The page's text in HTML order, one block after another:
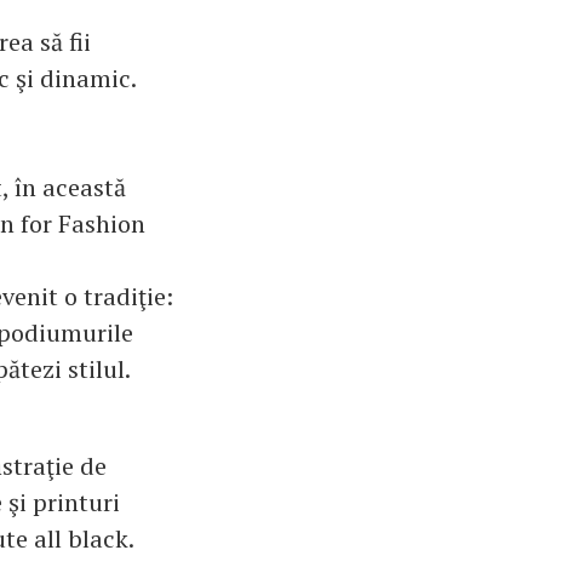
să fii
şi dinamic.
în această
for Fashion
o tradiţie:
stilul.
de
şi printuri
all black.